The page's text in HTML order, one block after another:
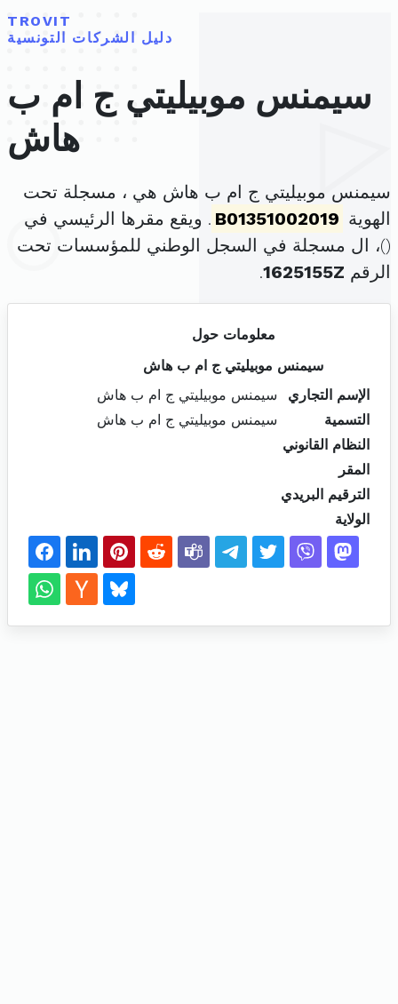
TROVIT
دليل الشركات التونسية
سيمنس موبيليتي ج ام ب
هاش
سيمنس موبيليتي ج ام ب هاش هي ، مسجلة تحت
الهوية B01351002019 . ويقع مقرها الرئيسي في
()، ال مسجلة في السجل الوطني للمؤسسات تحت
الرقم 1625155Z
.
معلومات حول
سيمنس موبيليتي ج ام ب هاش
الإسم التجاري
سيمنس موبيليتي ج ام ب هاش
التسمية
سيمنس موبيليتي ج ام ب هاش
النظام القانوني
المقر
الترقيم البريدي
الولاية